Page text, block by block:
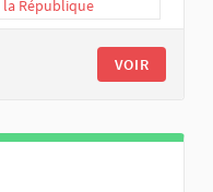
République
VOIR